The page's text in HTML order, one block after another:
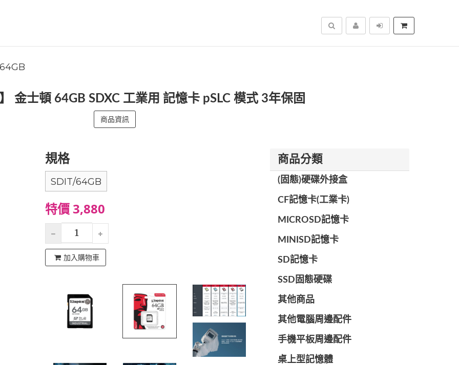
搜尋
金士頓 64GB SDXC 工業用 記憶卡 pSLC 模式 3年保固
商品資訊
規格
SDIT/64GB
特價 3,880
加入購物車
商品分類
(固態)硬碟外接盒
CF記憶卡(工業卡)
MICROSD記憶卡
MINISD記憶卡
SD記憶卡
SSD固態硬碟
其他商品
其他電腦周邊配件
手機平板周邊配件
桌上型記憶體